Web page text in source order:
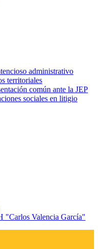
administrativo
territoriales
común ante la JEP
sociales en litigio
"Carlos Valencia García"